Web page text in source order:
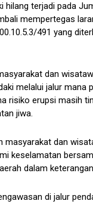
hilang terjadi pada
mempertegas
491 yang
dan
melalui jalur mana
risiko erupsi masih
jiwa.
masyarakat dan
keselamatan
dalam
di jalur